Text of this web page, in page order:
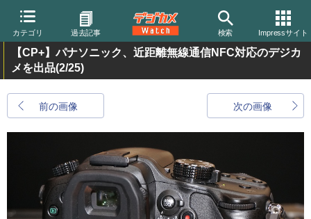
カテゴリ 過去記事 検索 Impressサイト
【CP+】パナソニック、近距離無線通信NFC対応のデジカ
メを出品(2/25)
前の画像 次の画像